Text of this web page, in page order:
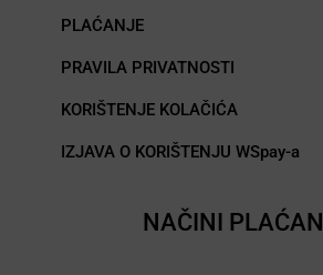
PLAĆANJE
PRAVILA PRIVATNOSTI
KORIŠTENJE KOLAČIĆA
IZJAVA O KORIŠTENJU WSpay-a
NAČINI